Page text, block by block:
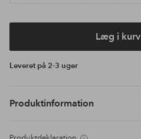
Læg i kurv
Leveret på 2-3 uger
Produktinformation